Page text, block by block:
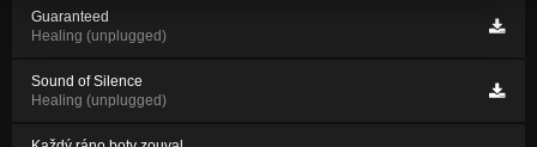
Guaranteed
Healing (unplugged)
Sound of Silence
Healing (unplugged)